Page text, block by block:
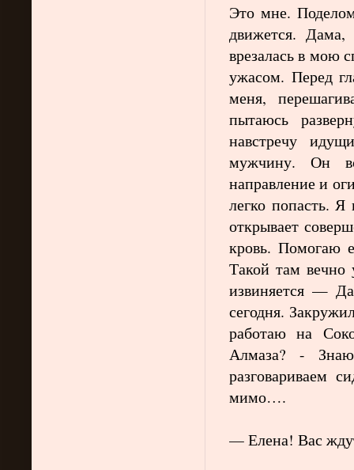
Это мне.
движется.
врезалась в мою
ужасом. Перед
меня,
пытаюсь
навстречу
мужчину. Он
направление и
легко попасть.
открывает
кровь. Помогаю
Такой там вечно
извиняется —
сегодня.
работаю на
Алмаза? -
разговариваем
мимо….
— Елена! Вас